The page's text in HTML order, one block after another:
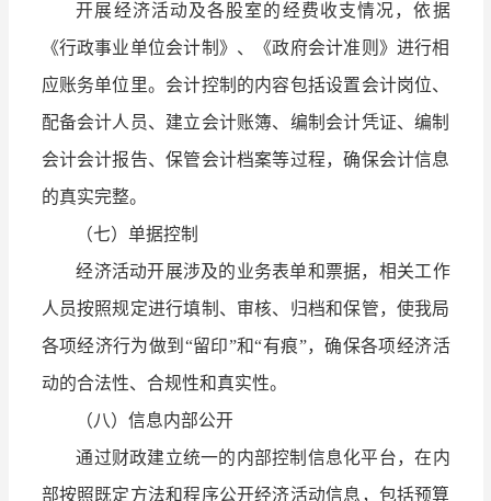
开展经济活动及各股室的经费收支情况，依据
《行政事业单位会计制》、《政府会计准则》进行相
应账务单位里。会计控制的内容包括设置会计岗位、
配备会计人员、建立会计账簿、编制会计凭证、编制
会计会计报告、保管会计档案等过程，确保会计信息
的真实完整。
（七）单据控制
经济活动开展涉及的业务表单和票据，相关工作
人员按照规定进行填制、审核、归档和保管，使我局
各项经济行为做到“留印”和“有痕”，确保各项经济活
动的合法性、合规性和真实性。
（八）信息内部公开
通过财政建立统一的内部控制信息化平台，在内
部按照既定方法和程序公开经济活动信息，包括预算